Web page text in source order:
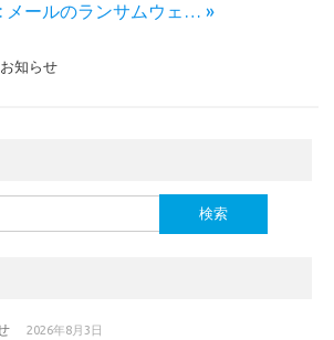
メールのランサムウェ… »
お知らせ
2026年8月3日